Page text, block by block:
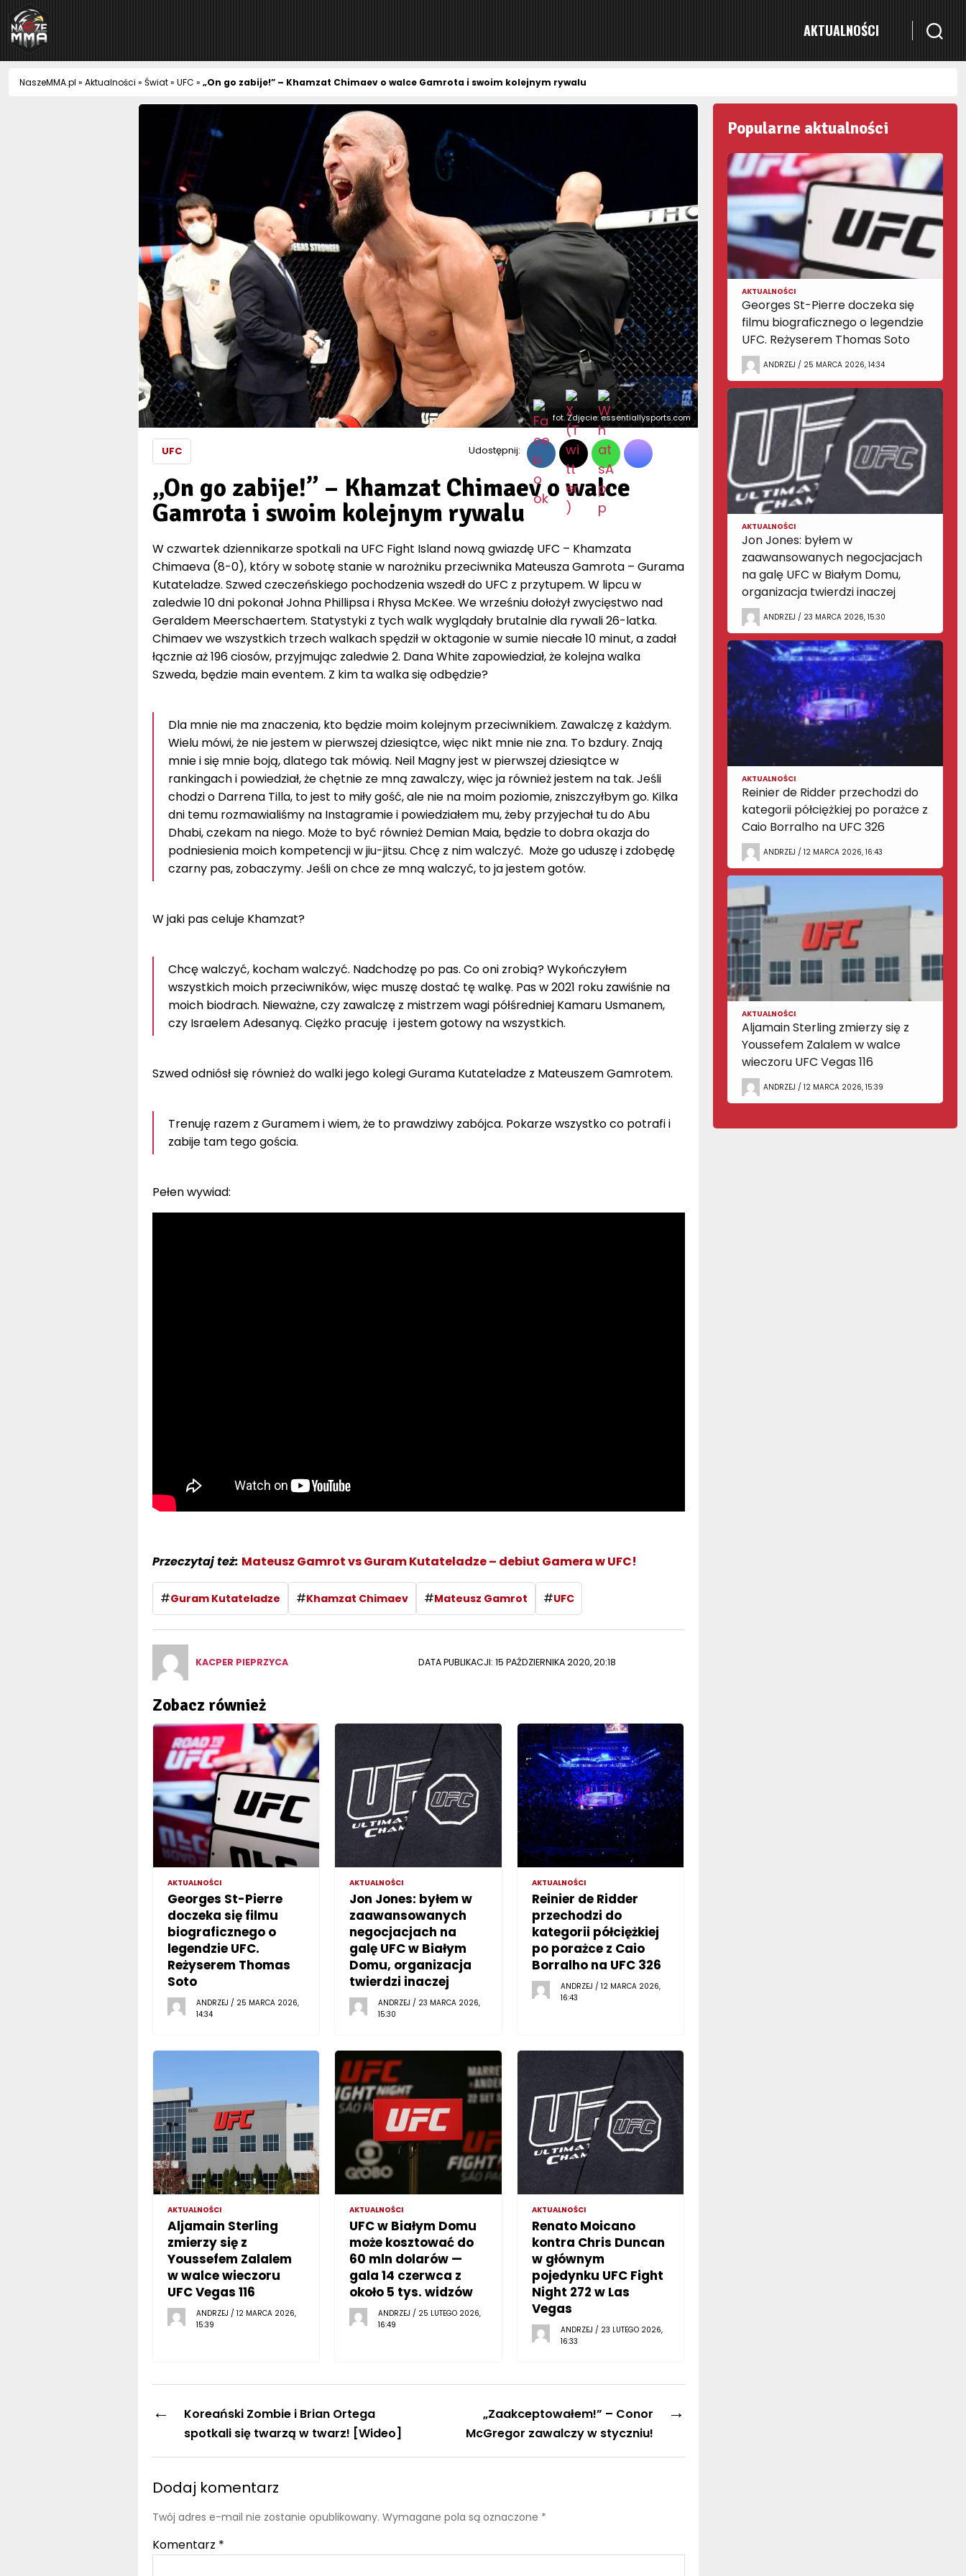
NaszeMMA
AKTUALNOŚCI
NaszeMMA.pl » Aktualności » Świat» UFC » „On go zabije!” – Khamzat Chimaev o walce Gamrota i swoim kolejnym rywalu
fot. Zdjęcie: essentiallysports.com
UFC Udostępnij:
„On go zabije!” – Khamzat Chimaev o walce
Gamrota i swoim kolejnym rywalu
W czwartek dziennikarze spotkali na UFC Fight Island nową gwiazdę UFC – Khamzata
Chimaeva (8-0), który w sobotę stanie w narożniku przeciwnika Mateusza Gamrota – Gurama
Kutateladze. Szwed czeczeńskiego pochodzenia wszedł do UFC z przytupem. W lipcu w
zaledwie 10 dni pokonał Johna Phillipsa i Rhysa McKee. We wrześniu dołożył zwycięstwo nad
Geraldem Meerschaertem. Statystyki z tych walk wyglądały brutalnie dla rywali 26-latka.
Chimaev we wszystkich trzech walkach spędził w oktagonie w sumie niecałe 10 minut, a zadał
łącznie aż 196 ciosów, przyjmując zaledwie 2. Dana White zapowiedział, że kolejna walka
Szweda, będzie main eventem. Z kim ta walka się odbędzie?
Dla mnie nie ma znaczenia, kto będzie moim kolejnym przeciwnikiem. Zawalczę z każdym.
Wielu mówi, że nie jestem w pierwszej dziesiątce, więc nikt mnie nie zna. To bzdury. Znają
mnie i się mnie boją, dlatego tak mówią. Neil Magny jest w pierwszej dziesiątce w
rankingach i powiedział, że chętnie ze mną zawalczy, więc ja również jestem na tak. Jeśli
chodzi o Darrena Tilla, to jest to miły gość, ale nie na moim poziomie, zniszczyłbym go. Kilka
dni temu rozmawialiśmy na Instagramie i powiedziałem mu, żeby przyjechał tu do Abu
Dhabi, czekam na niego. Może to być również Demian Maia, będzie to dobra okazja do
podniesienia moich kompetencji w jiu-jitsu. Chcę z nim walczyć. Może go uduszę i zdobędę
czarny pas, zobaczymy. Jeśli on chce ze mną walczyć, to ja jestem gotów.
W jaki pas celuje Khamzat?
Chcę walczyć, kocham walczyć. Nadchodzę po pas. Co oni zrobią? Wykończyłem
wszystkich moich przeciwników, więc muszę dostać tę walkę. Pas w 2021 roku zawiśnie na
moich biodrach. Nieważne, czy zawalczę z mistrzem wagi półśredniej Kamaru Usmanem,
czy Israelem Adesanyą. Ciężko pracuję i jestem gotowy na wszystkich.
Szwed odniósł się również do walki jego kolegi Gurama Kutateladze z Mateuszem Gamrotem.
Trenuję razem z Guramem i wiem, że to prawdziwy zabójca. Pokarze wszystko co potrafi i
zabije tam tego gościa.
Pełen wywiad:
Przeczytaj też: Mateusz Gamrot vs Guram Kutateladze – debiut Gamera w UFC!
#Guram Kutateladze #Khamzat Chimaev #Mateusz Gamrot #UFC
KACPER PIEPRZYCA DATA PUBLIKACJI: 15 PAŹDZIERNIKA 2020, 20:18
Zobacz również
AKTUALNOŚCI
Georges St-Pierre
doczeka się filmu
biograficznego o
legendzie UFC.
Reżyserem Thomas
Soto
ANDRZEJ / 25 MARCA 2026,
14:34
AKTUALNOŚCI
Jon Jones: byłem w
zaawansowanych
negocjacjach na
galę UFC w Białym
Domu, organizacja
twierdzi inaczej
ANDRZEJ / 23 MARCA 2026,
15:30
AKTUALNOŚCI
Reinier de Ridder
przechodzi do
kategorii półciężkiej
po porażce z Caio
Borralho na UFC 326
ANDRZEJ / 12 MARCA 2026,
16:43
AKTUALNOŚCI
Aljamain Sterling
zmierzy się z
Youssefem Zalalem
w walce wieczoru
UFC Vegas 116
ANDRZEJ / 12 MARCA 2026,
15:39
AKTUALNOŚCI
UFC w Białym Domu
może kosztować do
60 mln dolarów —
gala 14 czerwca z
około 5 tys. widzów
ANDRZEJ / 25 LUTEGO 2026,
16:49
AKTUALNOŚCI
Renato Moicano
kontra Chris Duncan
w głównym
pojedynku UFC Fight
Night 272 w Las
Vegas
ANDRZEJ / 23 LUTEGO 2026,
16:33
←
Koreański Zombie i Brian Ortega
spotkali się twarzą w twarz! [Wideo]
→
„Zaakceptowałem!” – Conor
McGregor zawalczy w styczniu!
Dodaj komentarz
Twój adres e-mail nie zostanie opublikowany. Wymagane pola są oznaczone *
Komentarz *
Popularne aktualności
AKTUALNOŚCI
Georges St-Pierre doczeka się
filmu biograficznego o legendzie
UFC. Reżyserem Thomas Soto
ANDRZEJ / 25 MARCA 2026, 14:34
AKTUALNOŚCI
Jon Jones: byłem w
zaawansowanych negocjacjach
na galę UFC w Białym Domu,
organizacja twierdzi inaczej
ANDRZEJ / 23 MARCA 2026, 15:30
AKTUALNOŚCI
Reinier de Ridder przechodzi do
kategorii półciężkiej po porażce z
Caio Borralho na UFC 326
ANDRZEJ / 12 MARCA 2026, 16:43
AKTUALNOŚCI
Aljamain Sterling zmierzy się z
Youssefem Zalalem w walce
wieczoru UFC Vegas 116
ANDRZEJ / 12 MARCA 2026, 15:39